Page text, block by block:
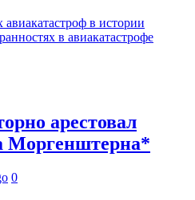
в истории
в авиакатастрофе
арестовал
Моргенштерна*
0